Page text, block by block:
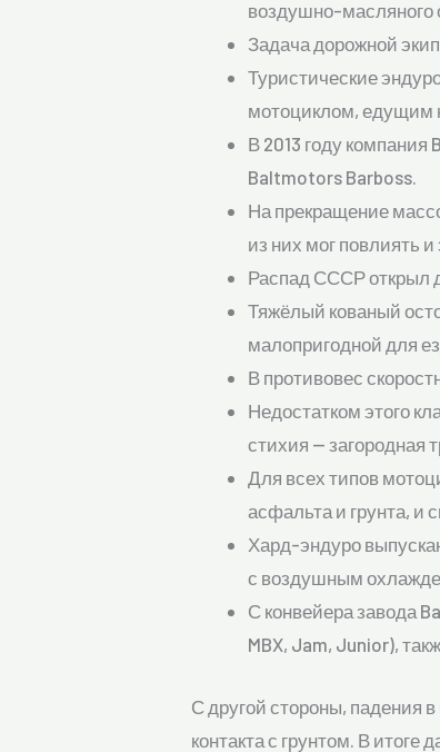
воздушно-масляного
Задача дорожной
Туристические
мотоциклом, едущим
В 2013 году
Baltmotors Barboss.
На прекращение
из них мог повлиять
Распад СССР открыл
Тяжёлый кованый
малопригодной для
В противовес
Недостатком этого
стихия — загородная
Для всех типов
асфальта и грунта, и
Хард-эндуро
с воздушным
С конвейера завода
MBX, Jam, Junior),
С другой стороны, падения
контакта с грунтом. В